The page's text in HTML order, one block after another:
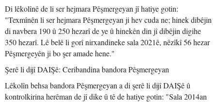
Di lêkolînê de li ser hejmara Pêşmergeyan jî hatiye gotin:
"Texmînên li ser hejmara Pêşmergeyan ji hev cuda ne; hinek dibêjin
di navbera 190 û 250 hezarî de ye û hinekên din jî dibêjin digihe
350 hezarî. Lê belê li gorî nirxandineke sala 2021ê, nêzîkî 56 hezar
Pêşmergeyên ji bo şer amade hene."
Şerê li dijî DAIŞê: Ceribandina bandora Pêşmergeyan
Lêkolîn behsa bandora Pêşmergeyan a di şerê li dijî DAIŞê û
kontrolkirina herêman de jî dike û tê de hatiye gotin: "Sala 2014an